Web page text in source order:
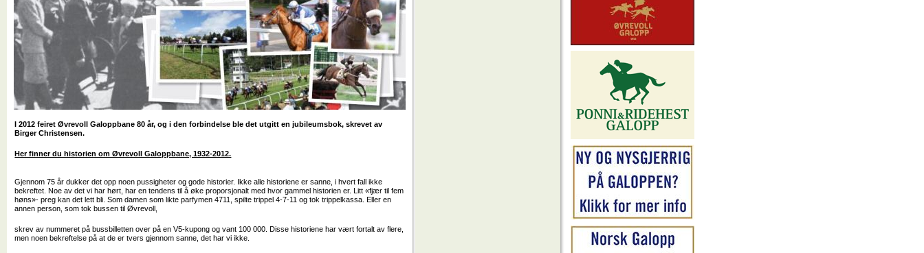
I 2012 feiret Øvrevoll Galoppbane 80 år, og i den forbindelse ble det utgitt en jubileumsbok, skrevet av
Birger Christensen.
Her finner du historien om Øvrevoll Galoppbane, 1932-2012.
Gjennom 75 år dukker det opp noen pussigheter og gode historier. Ikke alle historiene er sanne, i hvert fall ikke
bekreftet. Noe av det vi har hørt, har en tendens til å øke proporsjonalt med hvor gammel historien er. Litt «fjær til fem
høns»- preg kan det lett bli. Som damen som likte parfymen 4711, spilte trippel 4-7-11 og tok trippelkassa. Eller en
annen person, som tok bussen til Øvrevoll,
skrev av nummeret på bussbilletten over på en V5-kupong og vant 100 000. Disse historiene har vært fortalt av flere,
men noen bekreftelse på at de er tvers gjennom sanne, det har vi ikke.